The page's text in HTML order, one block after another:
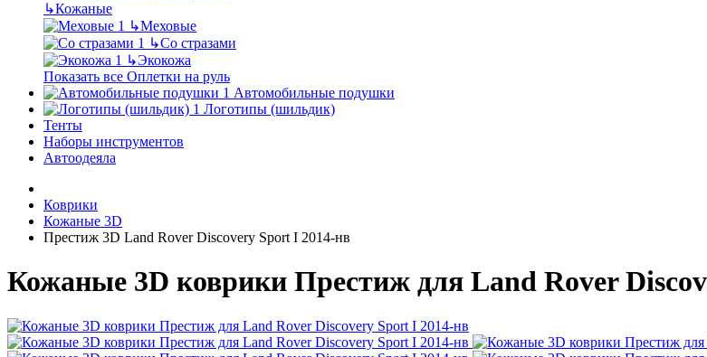
↳Кожаные
↳Меховые
↳Со стразами
↳Экокожа
Показать все Оплетки на руль
Автомобильные подушки
Логотипы (шильдик)
Тенты
Наборы инструментов
Автоодеяла
Коврики
Кожаные 3D
Престиж 3D Land Rover Discovery Sport I 2014-нв
Кожаные 3D коврики Престиж для Land Rover